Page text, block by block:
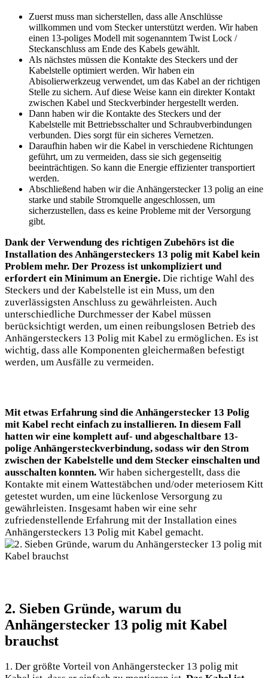
Zuerst muss man sicherstellen, dass alle Anschlüsse
willkommen und vom Stecker unterstützt werden. Wir haben
einen 13-poliges Modell mit sogenanntem Twist Lock /
Steckanschluss am Ende des Kabels gewählt.
Als nächstes müssen die Kontakte des Steckers und der
Kabelstelle optimiert werden. Wir haben ein
Abisolierwerkzeug verwendet, um das Kabel an der richtigen
Stelle zu sichern. Auf diese Weise kann ein direkter Kontakt
zwischen Kabel und Steckverbinder hergestellt werden.
Dann haben wir die Kontakte des Steckers und der
Kabelstelle mit Bettriebsschalter und Schraubverbindungen
verbunden. Dies sorgt für ein sicheres Vernetzen.
Daraufhin haben wir die Kabel in verschiedene Richtungen
geführt, um zu vermeiden, dass sie sich gegenseitig
beeinträchtigen. So kann die Energie effizienter transportiert
werden.
Abschließend haben wir die Anhängerstecker 13 polig an eine
starke und stabile Stromquelle angeschlossen, um
sicherzustellen, dass es keine Probleme mit der Versorgung
gibt.
Dank der Verwendung des richtigen Zubehörs ist die
Installation des Anhängersteckers 13 polig mit Kabel kein
Problem mehr. Der Prozess ist unkompliziert und
erfordert ein Minimum an Energie. Die richtige Wahl des
Steckers und der Kabelstelle ist ein Muss, um den
zuverlässigsten Anschluss zu gewährleisten. Auch
unterschiedliche Durchmesser der Kabel müssen
berücksichtigt werden, um einen reibungslosen Betrieb des
Anhängersteckers 13 Polig mit Kabel zu ermöglichen. Es ist
wichtig, dass alle Komponenten gleichermaßen befestigt
werden, um Ausfälle zu vermeiden.
Mit etwas Erfahrung sind die Anhängerstecker 13 Polig
mit Kabel recht einfach zu installieren. In diesem Fall
hatten wir eine komplett auf- und abgeschaltbare 13-
polige Anhängersteckverbindung, sodass wir den Strom
zwischen der Kabelstelle und dem Stecker einschalten und
ausschalten konnten. Wir haben sichergestellt, dass die
Kontakte mit einem Wattestäbchen und/oder meteriosem Kitt
getestet wurden, um eine lückenlose Versorgung zu
gewährleisten. Insgesamt haben wir eine sehr
zufriedenstellende Erfahrung mit der Installation eines
Anhängersteckers 13 Polig mit Kabel gemacht.
2. Sieben Gründe, warum du
Anhängerstecker 13 polig mit Kabel
brauchst
1. Der größte Vorteil von Anhängerstecker 13 polig mit